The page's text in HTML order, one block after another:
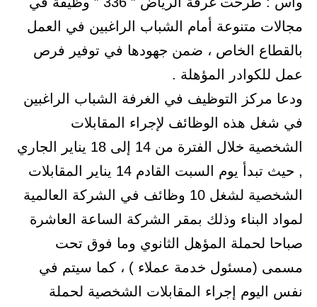
مجالات متنوعة أمام الشباب الراغبين في العمل
بالقطاع الخاص ، ضمن جهودها في توفير فرص
عمل للكوادر المؤهلة .
ودعا مركز التوظيف في الغرفة الشباب الراغبين
في شغل هذه الوظائف لإجراء المقابلات
الشخصية خلال الفترة من 14 إلى 18 يناير الجاري
, حيث تبدأ يوم السبت القادم 14 يناير المقابلات
الشخصية لشغل 10 وظائف في الشركة العالمية
لمواد البناء وذلك بمقر الشركة الساعة العاشرة
صباحا لحملة المؤهل الثانوي وما فوق تحت
مسمى (مسئول خدمة عملاء ) ، كما سيتم في
نفس اليوم إجراء المقابلات الشخصية لحملة